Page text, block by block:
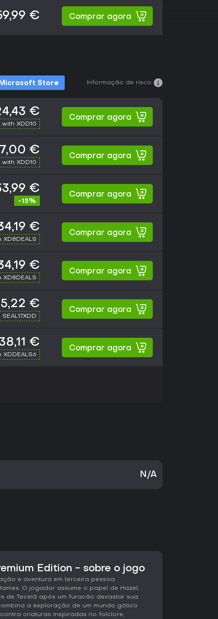
€ Comprar agora
Microsoft Store Informação de risco:
€
with XDD10
Comprar agora
€
with XDD10
Comprar agora
€
-15%
Comprar agora
€
Comprar agora
€
Comprar agora
€
Comprar agora
€
Comprar agora
N/A
Edition - sobre o jogo
e aventura em terceira pessoa
O jogador assume o papel de Hazel,
de Tecelã após um furacão devastar sua
a exploração de um mundo gótico
criaturas inspiradas no folclore,